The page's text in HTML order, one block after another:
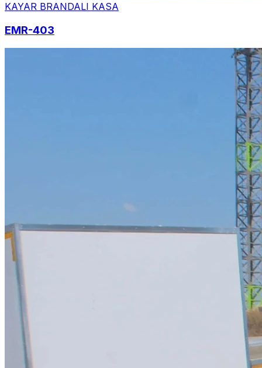
KAYAR BRANDALI KASA
EMR-403